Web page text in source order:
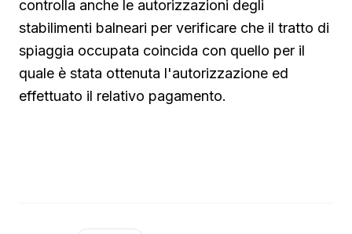
controlla anche le autorizzazioni degli
stabilimenti balneari per verificare che il tratto di
spiaggia occupata coincida con quello per il
quale è stata ottenuta l'autorizzazione ed
effettuato il relativo pagamento.